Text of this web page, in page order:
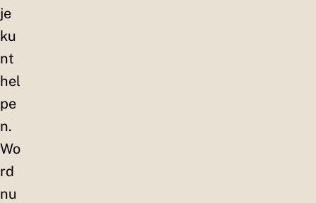
je
ku
nt
hel
pe
n.
Wo
rd
nu